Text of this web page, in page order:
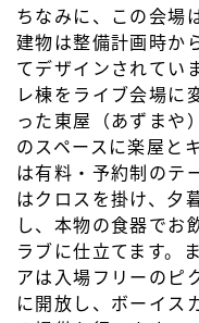
ちなみに、この会場
建物は整備計画時か
てデザインされてい
レ棟をライブ会場に
った東屋（あずまや
のスペースに楽屋と
は有料・予約制のテ
はクロスを掛け、夕
し、本物の食器でお
ラブに仕立てます。
アは入場フリーのピ
に開放し、ボーイス